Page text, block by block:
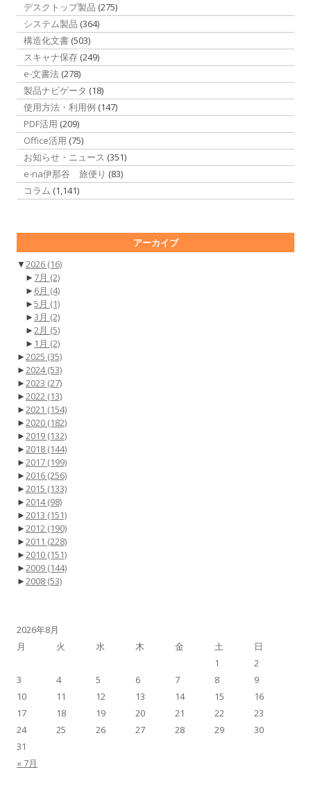
デスクトップ製品 (275)
システム製品 (364)
構造化文書 (503)
スキャナ保存 (249)
e-文書法 (278)
製品ナビゲータ (18)
使用方法・利用例 (147)
PDF活用 (209)
Office活用 (75)
お知らせ・ニュース (351)
e-na伊那谷 旅便り (83)
コラム (1,141)
アーカイブ
▼2026 (16)
► 7月 (2)
► 6月 (4)
►5月 (1)
►3月 (2)
►2月 (5)
► 1月 (2)
►2025 (35)
►2024(53)
►2023 (27)
►2022 (13)
►2021 (154)
►2020 (182)
►2019 (132)
►2018 (144)
►2017 (199)
►2016 (256)
►2015 (133)
►2014(98)
►2013 (151)
►2012 (190)
►2011 (228)
►2010 (151)
►2009 (144)
►2008 (53)
2026年8月
月
火 水 木 金 土 日
« 7月
1
2
3
4 5 6 7 8
9
10
11 12 13 14 15
16
17
18 19 20 21 22
23
24
25 26 27 28 29
30
31